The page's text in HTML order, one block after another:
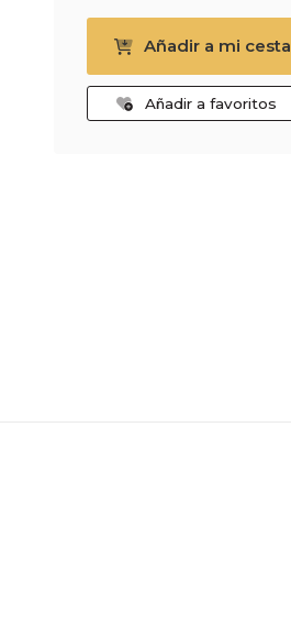
Añadir a mi cesta
Añadir a favoritos